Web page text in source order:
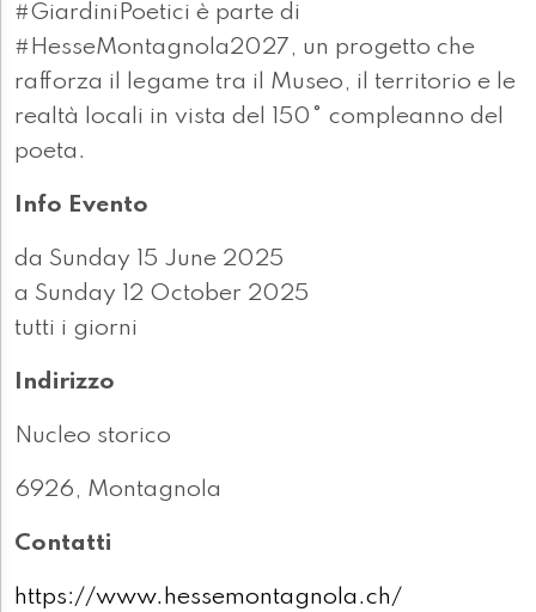
#GiardiniPoetici è parte di
#HesseMontagnola2027, un progetto che
rafforza il legame tra il Museo, il territorio e le
realtà locali in vista del 150° compleanno del
poeta.
Info Evento
da Sunday 15 June 2025
a Sunday 12 October 2025
tutti i giorni
Indirizzo
Nucleo storico
6926, Montagnola
Contatti
https://www.hessemontagnola.ch/